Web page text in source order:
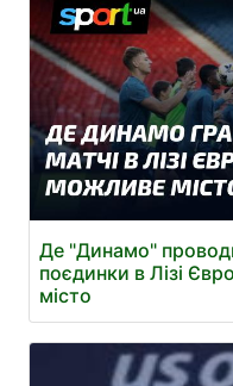
Де "Динамо"
поєдинки в Лізі
місто